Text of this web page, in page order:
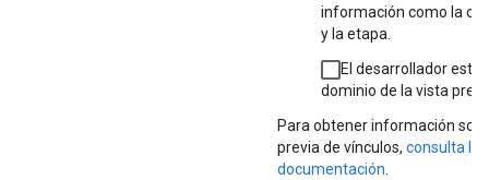
información como la
y la etapa.
El desarrollador está
dominio de la vista
Para obtener información
previa de vínculos, consulta la
documentación